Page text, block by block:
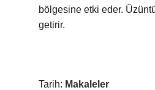
bölgesine etki eder.
getirir.
Tarih: Makaleler